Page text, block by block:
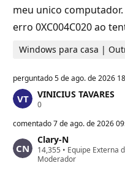
meu unico
erro 0XC004C020 ao
Windows para casa |
perguntado5 de ago. de 2026
VINICIUS TAVARES
0P
n
o
s
d
comentado7 de ago. de 2026
Clary-N
14,355 P
o
• Equipe Externa
Moderador